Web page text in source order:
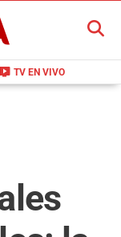
live_tv TV EN VIVO
BUSCAR